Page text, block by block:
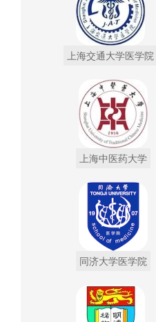
上海交通大学医学院
上海中医药大学
同济大学医学院